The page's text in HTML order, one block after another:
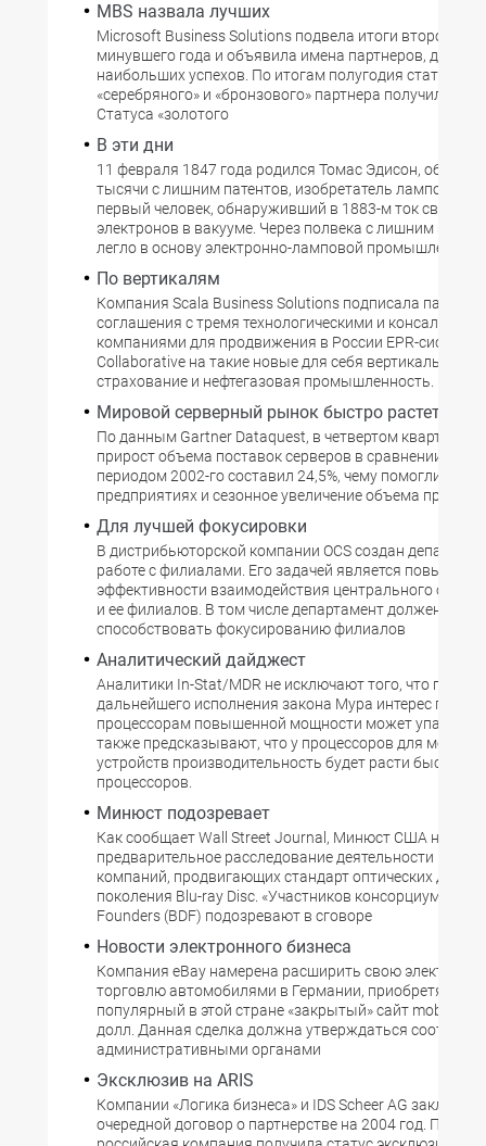
MBS назвала лучших
Microsoft Business Solutions подвела итоги второго
минувшего года и объявила имена партнеров,
наибольших успехов. По итогам полугодия статусы
«серебряного» и «бронзового» партнера получили 15
Статуса «золотого
В эти дни
11 февраля 1847 года родился Томас Эдисон,
тысячи с лишним патентов, изобретатель лампочки
первый человек, обнаруживший в 1883-м ток
электронов в вакууме. Через полвека с лишним это
легло в основу электронно-ламповой
По вертикалям
Компания Scala Business Solutions подписала
соглашения с тремя технологическими и
компаниями для продвижения в России EPR-системы
Collaborative на такие новые для себя вертикальные
страхование и нефтегазовая промышленность.
Мировой серверный рынок быстро растет
По данным Gartner Dataquest, в четвертом квартале
прирост объема поставок серверов в сравнении с
периодом 2002-го составил 24,5%, чему помогли рост
предприятиях и сезонное увеличение объема продаж.
Для лучшей фокусировки
В дистрибьюторской компании OCS создан
работе с филиалами. Его задачей является повышение
эффективности взаимодействия центрального
и ее филиалов. В том числе департамент должен
способствовать фокусированию филиалов
Аналитический дайджест
Аналитики In-Stat/MDR не исключают того, что по
дальнейшего исполнения закона Мура интерес
процессорам повышенной мощности может упасть; в
также предсказывают, что у процессоров для
устройств производительность будет расти быстрее,
процессоров.
Минюст подозревает
Как сообщает Wall Street Journal, Минюст США начал
предварительное расследование деятельности
компаний, продвигающих стандарт оптических
поколения Blu-ray Disc. «Участников консорциума Blu-
Founders (BDF) подозревают в сговоре
Новости электронного бизнеса
Компания eBay намерена расширить свою
торговлю автомобилями в Германии, приобретя
популярный в этой стране «закрытый» сайт mobile.de
долл. Данная сделка должна утверждаться
административными органами
Эксклюзив на ARIS
Компании «Логика бизнеса» и IDS Scheer AG
очередной договор о партнерстве на 2004 год. По нему